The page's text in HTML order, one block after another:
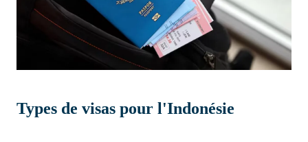
Types de visas pour l'Indonésie